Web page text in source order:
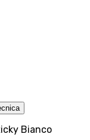
Bianco